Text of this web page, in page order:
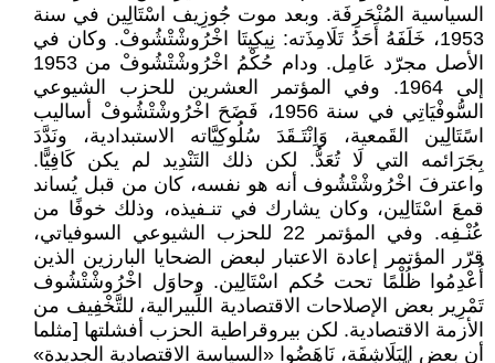
السياسية المُنْحَرِفَة. وبعد موت جُوزِيف اسْتَالِين في سنة
1953، خَلَفَهُ أَحَدُ تَلَامِذَته: نِيكِيتَا اخْرُوشْتْشُوفْ. وكان في
الأصل مجرّد عَامِل. ودام حُكْمُ اخْرُوشْتْشُوفْ من 1953
إلى 1964. وفي المؤتمر العشرين للحزب الشيوعي
السُّوفْيَاتِي في سنة 1956، فَضَحَ اخْرُوشْتْشُوفْ أساليب
اسًتَالِين القَمعية، وَاِنْتَـقَدَ سُلُوكِيَّاته الاستبدادية، ونَدَّدَ
بِجَرَائمه التي لَا تُعَدُّ. لكن ذلك التَنْدِيد لم يكن كَافِيًّا.
واعترفَ اخْرُوشْتْشُوف أنه هو نفسه، كان من قبل يُساند
قمعَ اسْتَالِين، وكان يشارك في تنـفيذه، وذلك خوفًا من
عُنْـفِه. وفي المؤتمر 22 للحزب الشيوعي السوفياتي،
قرّر المؤتمر إعادة الاعتبار لبعض الضحايا البارزين الذين
أُعْدِمُوا ظُلْمًا تحت حُكم اسْتَالِين. وحاوَل اخْرُوشْتْشُوف
تَمْرِير بعض الإصلاحات الاقتصادية اللِّبيرالية، للتَّخْفِيف من
الأزمة الاقتصادية. لكن بيروقراطية الحزب أفشلتها [مثلما
أن بعض البَلَاشِفَة، نَاهَضُوا «السياسة الاقتصادية الجديدة»